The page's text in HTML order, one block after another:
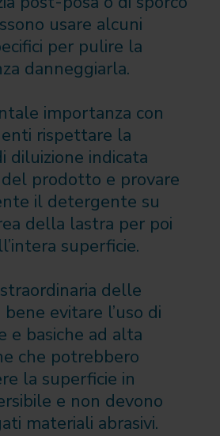
usare alcuni
per pulire la
danneggiarla.
importanza con
rispettare la
diluizione indicata
prodotto e provare
il detergente su
della lastra per poi
superficie.
delle
evitare l’uso di
e basiche ad alta
che potrebbero
la superficie in
e non devono
materiali abrasivi.